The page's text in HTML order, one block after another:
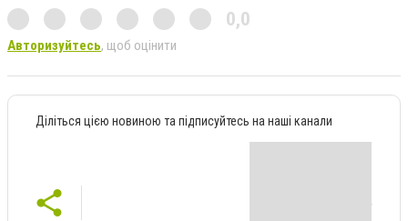
0,0
Авторизуйтесь, щоб оцінити
Діліться цією новиною та підписуйтесь на наші канали